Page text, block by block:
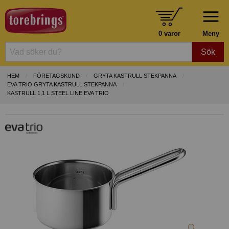
Meny
0 varor
Sök
HEM FÖRETAGSKUND
GRYTA KASTRULL STEKPANNA
EVA TRIO GRYTA KASTRULL STEKPANNA
KASTRULL 1,1 L STEEL LINE EVA TRIO